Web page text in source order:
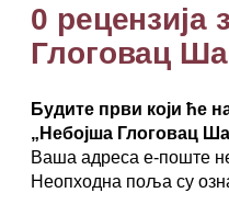
и
о
н
у
с
к
0 рецензија
Глоговац
Будите први који ће
„Небојша Глоговац
Ваша адреса е-поште
Неопходна поља су